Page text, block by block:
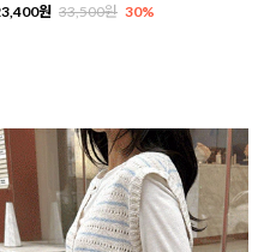
원 33,500원 30%